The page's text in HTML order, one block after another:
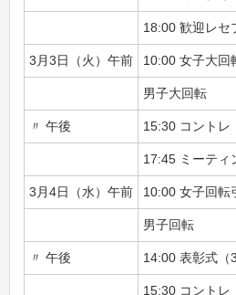
18:00 歓迎レセ
3月3日（火）午前 10:00 女子大回
男子大回転
〃 午後 15:30 コントレ
17:45 ミーティ
3月4日（水）午前 10:00 女子回転
男子回転
〃 午後 14:00 表彰式（
15:30 コントレ